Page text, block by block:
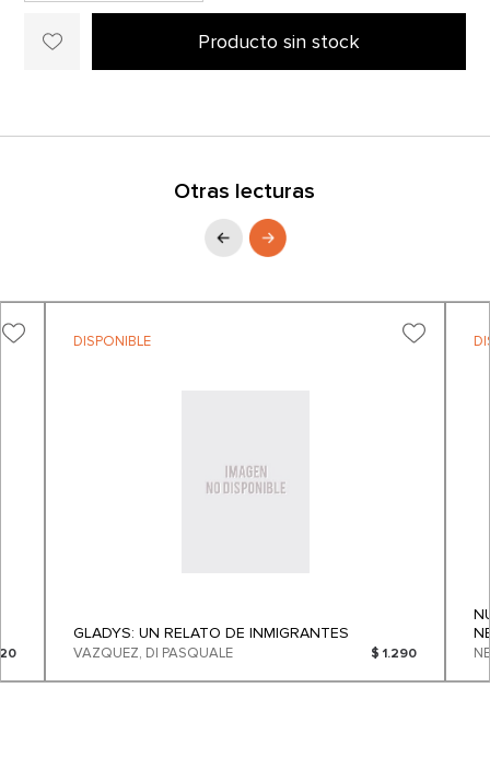
Producto sin stock
Otras lecturas
DISPONIBLE
GLADYS: UN RELATO DE INMIGRANTES
VAZQUEZ, DI PASQUALE $ 1.290